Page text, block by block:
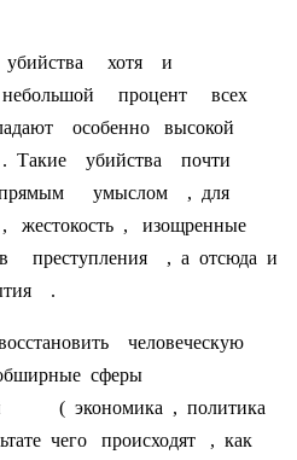
хотя и
небольшой процент всех
особенно высокой
. Такие убийства почти
прямым умыслом , для
, жестокость , изощренные
преступления , а отсюда и
.
человеческую
сферы
( экономика , политика
чего происходят , как